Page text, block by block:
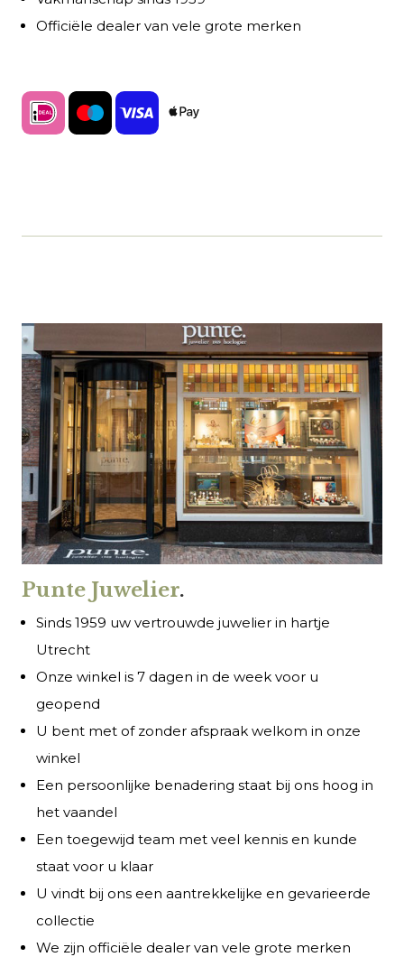
Officiële dealer van vele grote merken
Punte Juwelier.
Sinds 1959 uw vertrouwde juwelier in hartje
Utrecht
Onze winkel is 7 dagen in de week voor u
geopend
U bent met of zonder afspraak welkom in onze
winkel
Een persoonlijke benadering staat bij ons hoog in
het vaandel
Een toegewijd team met veel kennis en kunde
staat voor u klaar
U vindt bij ons een aantrekkelijke en gevarieerde
collectie
We zijn officiële dealer van vele grote merken